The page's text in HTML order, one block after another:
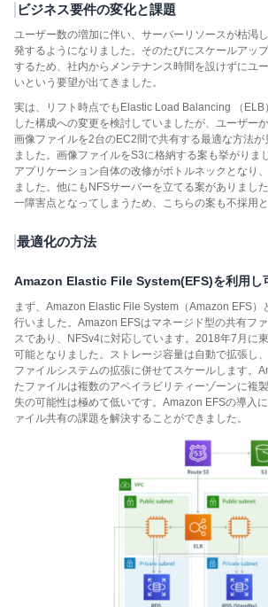
ビジネス要件の変化と課題
ユーザー数の増加に伴い、サーバーリソースが枯渇
発するようになりました。そのたびにスケールアッ
するため、社内からメンテナンス時間を設けずにユ
いという要望が出てきました。
実は、リフト時点でもElastic Load Balancing （ELB
した構成への変更を検討していましたが、ユーザー
画像ファイルを2台のEC2間で共有する最適な方法
ました。画像ファイルをS3に格納する案も挙がりま
アプリケーション自体の改修がボトルネックとなり
ました。他にもNFSサーバーを立てる案がありまし
一障害点となってしまうため、こちらの案も不採用と
最適化の方法
Amazon Elastic File System(EFS)を利用し
まず、Amazon Elastic File System（Amazon EFS）
行いました。Amazon EFSはマネージド型の共有フ
スであり、NFSv4に対応しています。2018年7月に
可能となりました。ストレージ容量は自動で拡張し
ファイルシステムの拡張に併せてスケールします。
たファイルは複数のアベイラビリティーゾーンに複
失の可能性は極めて低いです。Amazon EFSの導入
ァイル共有の課題を解決することができました。